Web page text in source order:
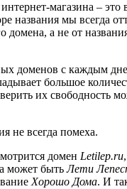
магазина – это
названия мы всегда
домена, а не от
доменов с каждым
большое
их свободность
не всегда помеха.
домен Letilep.ru
может бытьЛети
Хорошо Дома. И